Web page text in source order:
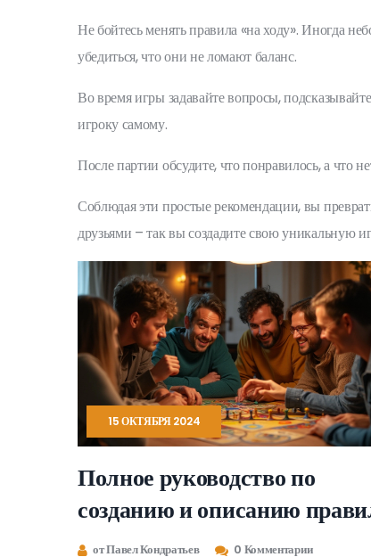
Не бойтесь менять правила «на ходу». Иногда
убедиться, что они не ломают баланс.
Во время игры задавайте вопросы,
игроку самому.
После партии обсудите, что понравилось, а
Соблюдая эти простые рекомендации, вы
друзьями – так вы создадите свою уникальную
15 ОКТЯБРЯ 2024
Полное руководство по
созданию и описанию
настольных игр
от Павел Кондратьев 0 Комментарии